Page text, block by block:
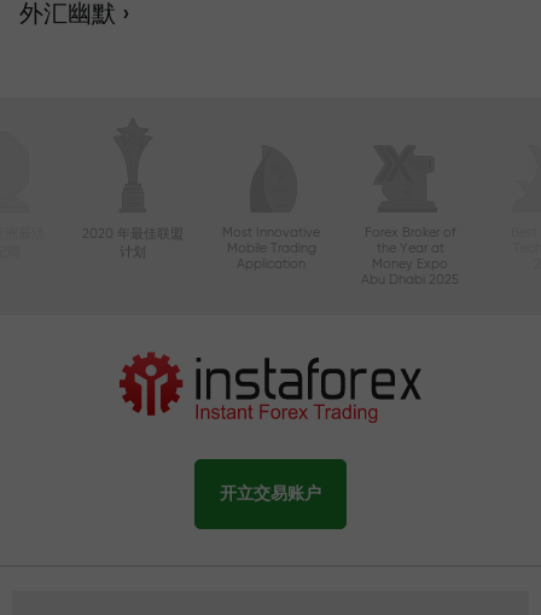
外汇幽默 ›
2020 年最佳联盟
Most Innovative
Mobile Trading
Application
Forex Broker of
the Year at
Money Expo
Abu Dhabi 2025
开立交易账户